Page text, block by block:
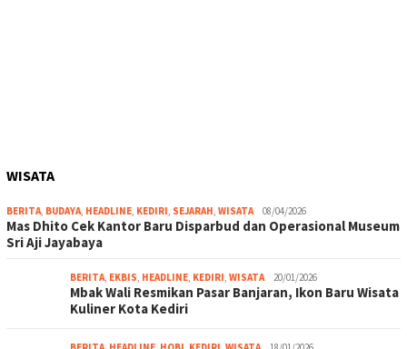
WISATA
BERITA, BUDAYA, HEADLINE, KEDIRI, SEJARAH, WISATA 08/04/2026
Mas Dhito Cek Kantor Baru Disparbud dan Operasional Museum
Sri Aji Jayabaya
BERITA, EKBIS, HEADLINE, KEDIRI, WISATA 20/01/2026
Mbak Wali Resmikan Pasar Banjaran, Ikon Baru Wisata
Kuliner Kota Kediri